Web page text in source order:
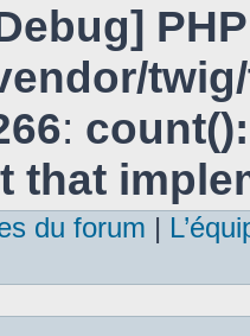
:
that
du forum |